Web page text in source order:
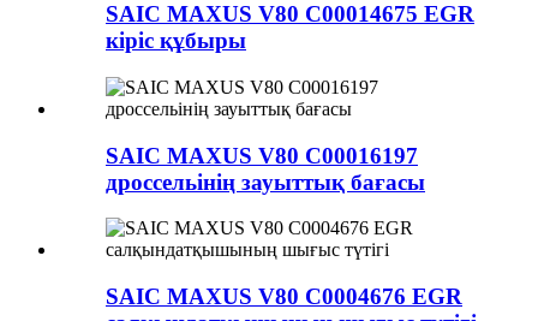
SAIC MAXUS V80 C00014675 EGR
кіріс құбыры
SAIC MAXUS V80 C00016197
дроссельінің зауыттық бағасы
SAIC MAXUS V80 C0004676 EGR